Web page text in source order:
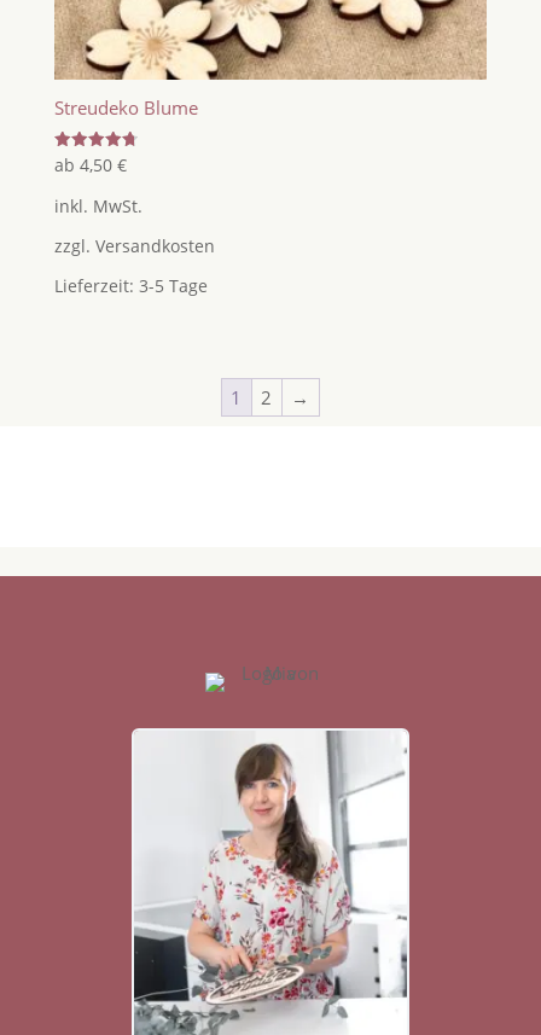
Streudeko Blume
Bewertet
mit
von 5
ab 4,50 €
inkl. MwSt.
zzgl. Versandkosten
Lieferzeit: 3-5 Tage
1 2 →